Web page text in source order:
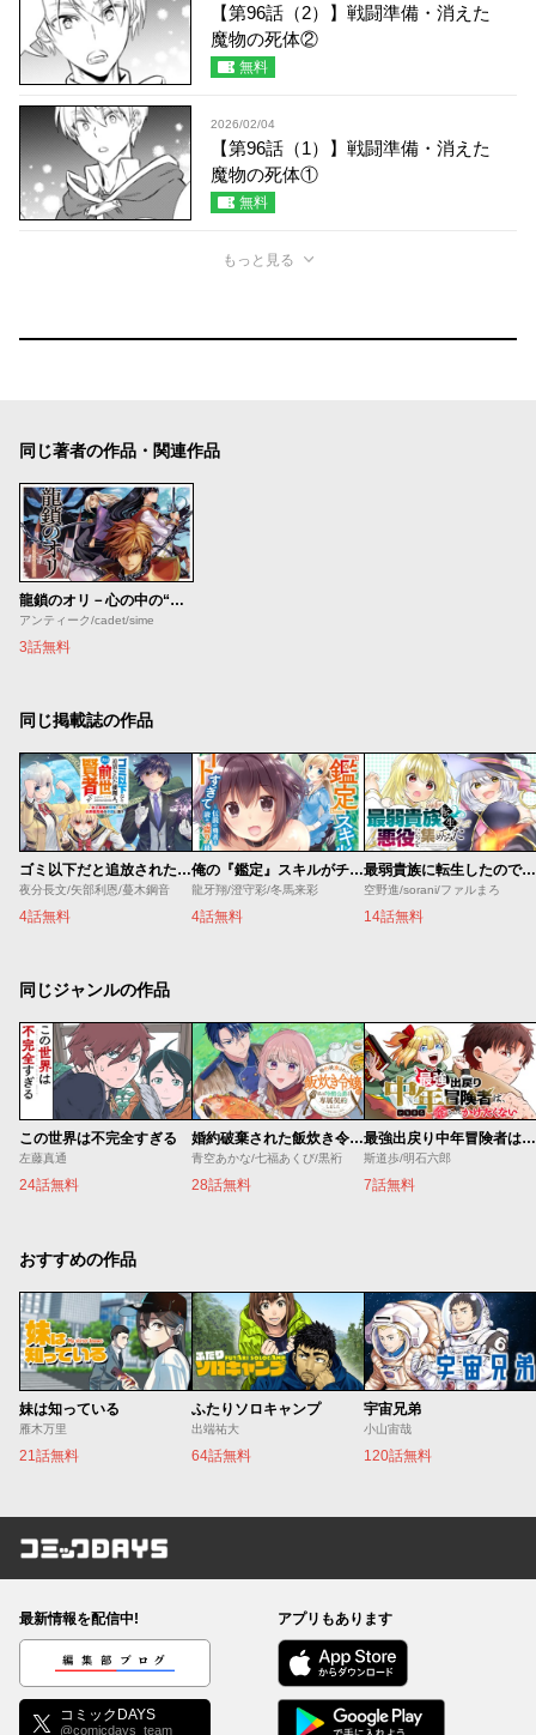
【第96話（2）】戦闘準備・消えた
魔物の死体②
無料
2026/02/04
【第96話（1）】戦闘準備・消えた
魔物の死体①
無料
もっと見る
同じ著者の作品・関連作品
龍鎖のオリ－心の中の“こころ”－
アンティーク/cadet/sime
3話無料
同じ掲載誌の作品
ゴミ以下だと追放された使用人、実は前世賢者です ～史上最強の賢者、世界最高峰の学園に通う～
夜分長文/矢部利恩/蔓木鋼音
4話無料
俺の『鑑定』スキルがチートすぎて
龍牙翔/澄守彩/冬馬来彩
4話無料
最弱貴族に転生したので悪役たちを集めてみた
空野進/sorani/ファルまろ
14話無料
同じジャンルの作品
この世界は不完全すぎる
左藤真通
24話無料
婚約破棄された飯炊き令嬢の私は冷酷公爵と専属契約しました～ですが胃袋を掴んだ結果、冷たかった公爵様がどんどん優しくなっています～
青空あかな/七福あくび/黒裄
28話無料
最強出戻り中年冒険者は、今さら命なんてかけたくない
斯道歩/明石六郎
7話無料
おすすめの作品
妹は知っている
雁木万里
21話無料
ふたりソロキャンプ
出端祐大
64話無料
宇宙兄弟
小山宙哉
120話無料
コミックDAYS
最新情報を配信中!
編集部ブログ
コミックDAYS
@comicdays_team
アプリもあります